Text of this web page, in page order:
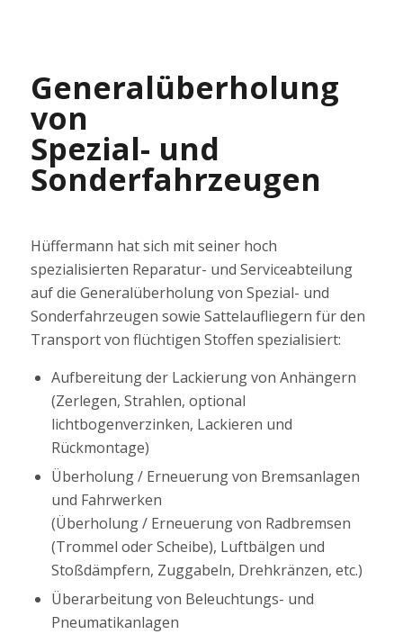
Generalüberholung
von
Spezial- und
Sonderfahrzeugen
Hüffermann hat sich mit seiner hoch
spezialisierten Reparatur- und Serviceabteilung
auf die Generalüberholung von Spezial- und
Sonderfahrzeugen sowie Sattelaufliegern für den
Transport von flüchtigen Stoffen spezialisiert:
Aufbereitung der Lackierung von Anhängern
(Zerlegen, Strahlen, optional
lichtbogenverzinken, Lackieren und
Rückmontage)
Überholung / Erneuerung von Bremsanlagen
und Fahrwerken
(Überholung / Erneuerung von Radbremsen
(Trommel oder Scheibe), Luftbälgen und
Stoßdämpfern, Zuggabeln, Drehkränzen, etc.)
Überarbeitung von Beleuchtungs- und
Pneumatikanlagen